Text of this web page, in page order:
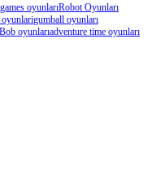
oyunlarıRobot Oyunları
gumball oyunları
oyunlarıadventure time oyunları